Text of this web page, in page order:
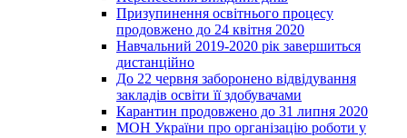
Призупинення освітнього процесу
продовжено до 24 квітня 2020
Навчальний 2019-2020 рік завершиться
дистанційно
До 22 червня заборонено відвідування
закладів освіти її здобувачами
Карантин продовжено до 31 липня 2020
МОН України про організацію роботи у